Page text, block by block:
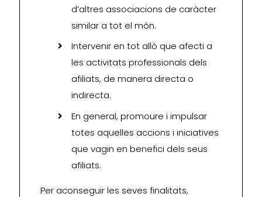
d’altres associacions de caràcter
similar a tot el món.
Intervenir en tot allò que afecti a
les activitats professionals dels
afiliats, de manera directa o
indirecta.
En general, promoure i impulsar
totes aquelles accions i iniciatives
que vagin en benefici dels seus
afiliats.
Per aconseguir les seves finalitats,